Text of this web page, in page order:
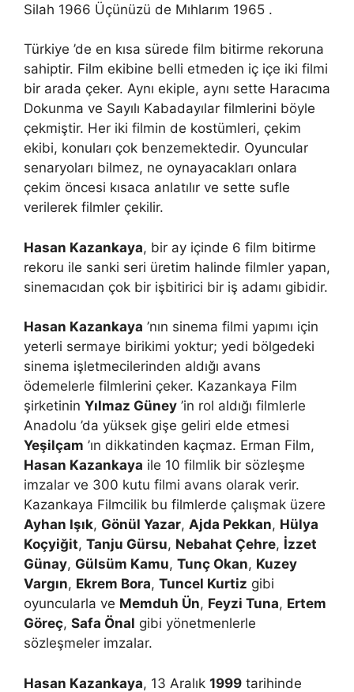
Silah 1966 Üçünüzü de Mıhlarım 1965 .
Türkiye ’de en kısa sürede film bitirme rekoruna
sahiptir. Film ekibine belli etmeden iç içe iki filmi
bir arada çeker. Aynı ekiple, aynı sette Haracıma
Dokunma ve Sayılı Kabadayılar filmlerini böyle
çekmiştir. Her iki filmin de kostümleri, çekim
ekibi, konuları çok benzemektedir. Oyuncular
senaryoları bilmez, ne oynayacakları onlara
çekim öncesi kısaca anlatılır ve sette sufle
verilerek filmler çekilir.
Hasan Kazankaya, bir ay içinde 6 film bitirme
rekoru ile sanki seri üretim halinde filmler yapan,
sinemacıdan çok bir işbitirici bir iş adamı gibidir.
Hasan Kazankaya ’nın sinema filmi yapımı için
yeterli sermaye birikimi yoktur; yedi bölgedeki
sinema işletmecilerinden aldığı avans
ödemelerle filmlerini çeker. Kazankaya Film
şirketinin Yılmaz Güney ’in rol aldığı filmlerle
Anadolu ’da yüksek gişe geliri elde etmesi
Yeşilçam ’ın dikkatinden kaçmaz. Erman Film,
Hasan Kazankaya ile 10 filmlik bir sözleşme
imzalar ve 300 kutu filmi avans olarak verir.
Kazankaya Filmcilik bu filmlerde çalışmak üzere
Ayhan Işık, Gönül Yazar, Ajda Pekkan, Hülya
Koçyiğit, Tanju Gürsu, Nebahat Çehre, İzzet
Günay, Gülsüm Kamu, Tunç Okan, Kuzey
Vargın, Ekrem Bora, Tuncel Kurtiz gibi
oyuncularla ve Memduh Ün, Feyzi Tuna, Ertem
Göreç, Safa Önal gibi yönetmenlerle
sözleşmeler imzalar.
Hasan Kazankaya, 13 Aralık 1999 tarihinde